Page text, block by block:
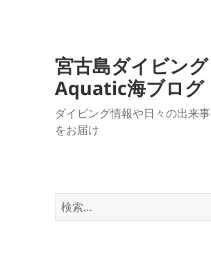
宮古島ダイビング
Aquatic海ブログ
ダイビング情報や日々の出来事
をお届け
検
索: